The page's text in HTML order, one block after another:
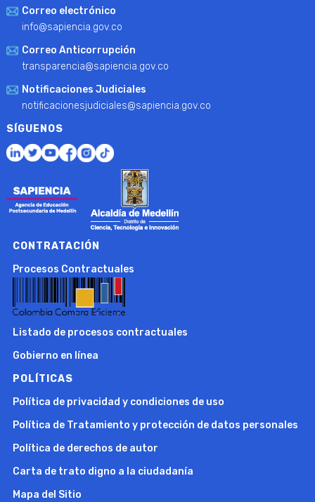
Correo electrónico
info@sapiencia.gov.co
Correo Anticorrupción
transparencia@sapiencia.gov.co
Notificaciones Judiciales
notificacionesjudiciales@sapiencia.gov.co
SÍGUENOS
CONTRATACIÓN
Procesos Contractuales
Listado de procesos contractuales
Gobierno en línea
POLÍTICAS
Política de privacidad y condiciones de uso
Política de Tratamiento y protección de datos personales
Política de derechos de autor
Carta de trato digno a la ciudadanía
Mapa del Sitio